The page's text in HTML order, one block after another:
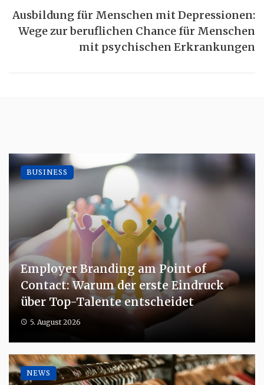
Ausbildung für Menschen mit Depressionen:
Wege zur beruflichen Chance für Menschen
mit psychischen Erkrankungen
Employer Branding am Point of
Contact: Warum der erste Eindruck
über Top-Talente entscheidet
5. August 2026
BUSINESS
NEWS